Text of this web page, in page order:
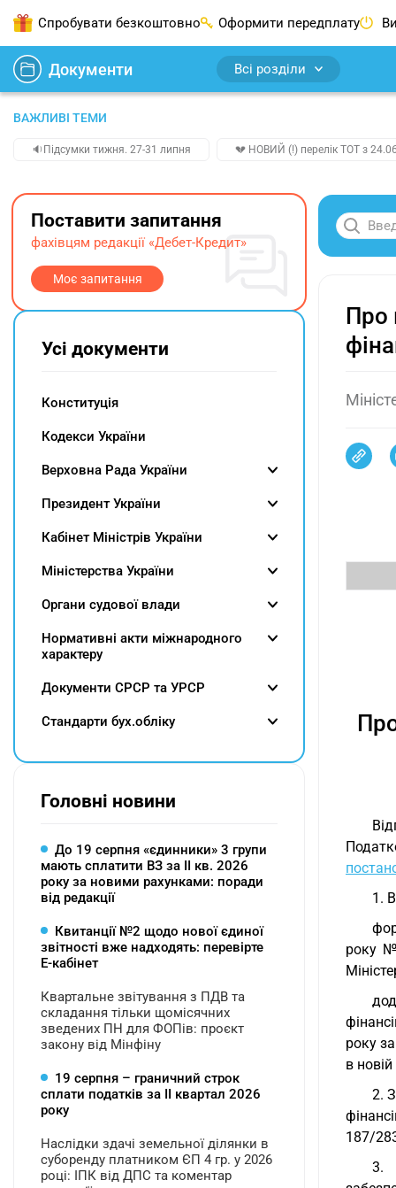
Спробувати безкоштовно Оформити передплату
Документи Всі розділи
ВАЖЛИВІ ТЕМИ
🔉Підсумки тижня. 27-31 липня 💔 НОВИЙ (!) перелік ТОТ з
Про
1.
року №
року
в
2.
187/
3.
Поставити запитання
фахівцям редакції «Дебет-Кредит»
Моє запитання
Усі документи
Конституція
Кодекси України
Верховна Рада України
Президент України
Кабінет Міністрів України
Міністерства України
Органи судової влади
Нормативні акти міжнародного
характеру
Документи СРСР та УРСР
Cтандарти бух.обліку
Головні новини
До 19 серпня «єдинники» 3 групи
мають сплатити ВЗ за ІІ кв. 2026
року за новими рахунками: поради
від редакції
Квитанції №2 щодо нової єдиної
звітності вже надходять: перевірте
Е-кабінет
Квартальне звітування з ПДВ та
складання тільки щомісячних
зведених ПН для ФОПів: проєкт
закону від Мінфіну
19 серпня – граничний строк
сплати податків за ІI квартал 2026
року
Наслідки здачі земельної ділянки в
суборенду платником ЄП 4 гр. у 2026
році: ІПК від ДПС та коментар